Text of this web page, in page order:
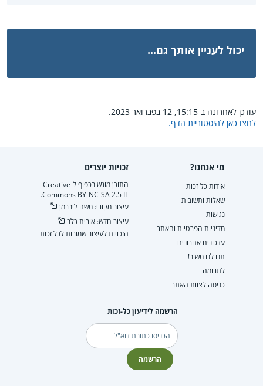
יכול לעניין אותך גם...
עודכן לאחרונה ב־15:15, 12 בפברואר 2023.
לחצו כאן להיסטוריית הדף.
מי אנחנו?
אודות כל-זכות
שאלות ותשובות
נגישות
מדיניות הפרטיות והאתר
עדכונים אחרונים
תנו לנו משוב!
לתרומה
כניסה לצוות האתר
זכויות יוצרים
התוכן מוגש בכפוף ל-Creative
Commons BY-NC-SA 2.5 IL.
עיצוב מקורי: משה ליברמן
עיצוב חדש: אורית כלב
הזכויות לעיצוב שמורות לכל זכות
הרשמה לידיעון כל-זכות
דוא"ל
הרשמה